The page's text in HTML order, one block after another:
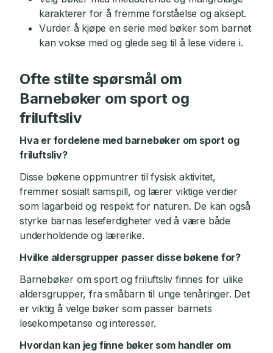
karakterer for å fremme forståelse og aksept.
Vurder å kjøpe en serie med bøker som barnet
kan vokse med og glede seg til å lese videre i.
Ofte stilte spørsmål om
Barnebøker om sport og
friluftsliv
Hva er fordelene med barnebøker om sport og
friluftsliv?
Disse bøkene oppmuntrer til fysisk aktivitet,
fremmer sosialt samspill, og lærer viktige verdier
som lagarbeid og respekt for naturen. De kan også
styrke barnas leseferdigheter ved å være både
underholdende og lærerike.
Hvilke aldersgrupper passer disse bøkene for?
Barnebøker om sport og friluftsliv finnes for ulike
aldersgrupper, fra småbarn til unge tenåringer. Det
er viktig å velge bøker som passer barnets
lesekompetanse og interesser.
Hvordan kan jeg finne bøker som handler om